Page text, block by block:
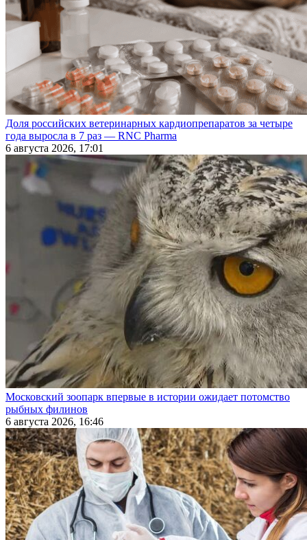
Доля российских ветеринарных кардиопрепаратов за четыре
года выросла в 7 раз — RNC Pharma
6 августа 2026, 17:01
Московский зоопарк впервые в истории ожидает потомство
рыбных филинов
6 августа 2026, 16:46